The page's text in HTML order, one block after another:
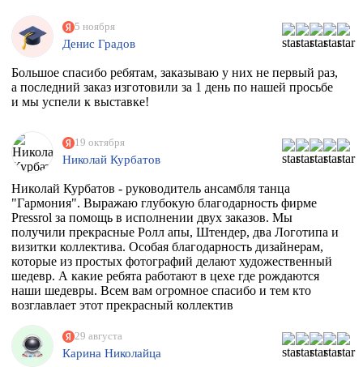
5 ноября
Денис Градов
Большое спасибо ребятам, заказываю у них не первый раз,
а последний заказ изготовили за 1 день по нашей просьбе
и мы успели к выставке!
19 октября
Николай Курбатов
Николай Курбатов - руководитель ансамбля танца
"Гармония". Выражаю глубокую благодарность фирме
Pressrol за помощь в исполнении двух заказов. Мы
получили прекрасные Ролл апы, Штендер, два Логотипа и
визитки коллектива. Особая благодарность дизайнерам,
которые из простых фотографий делают художественный
шедевр. А какие ребята работают в цехе где рождаются
наши шедевры. Всем вам огромное спасибо и тем кто
возглавлает этот прекрасный коллектив
обращаться за помощью.
29 августа
Карина Николайца